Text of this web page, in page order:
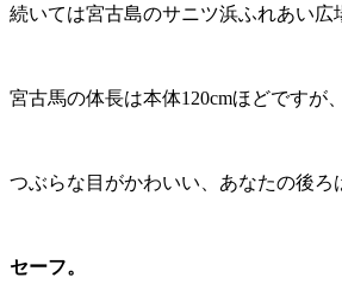
続いては宮古島のサニツ浜ふれあい広
宮古馬の体長は本体120cmほどですが
つぶらな目がかわいい、あなたの後ろ
セーフ。